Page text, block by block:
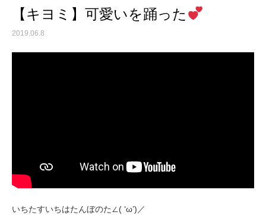
【キヨミ】可愛いを踊った
2019.06.8
いちたすいちはたんぼのた∠( ‘ω’)／